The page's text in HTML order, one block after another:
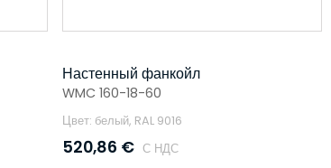
Настенный фанкойл
WMC 160-18-60
Цвет: белый, RAL 9016
520,86 € С НДС